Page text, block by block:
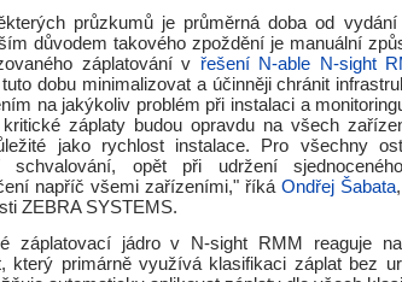
průzkumů je průměrná doba od
důvodem takového zpoždění je manuální
záplatování v řešení N-able N-sight
dobu minimalizovat a účinněji chránit
na jakýkoliv problém při instalaci a
záplaty budou opravdu na všech
jako rychlost instalace. Pro všechny
schvalování, opět při udržení
napříč všemi zařízeními," říká Ondřej Šabata
ZEBRA SYSTEMS.
záplatovací jádro v N-sight RMM reaguje
který primárně využívá klasifikaci záplat bez